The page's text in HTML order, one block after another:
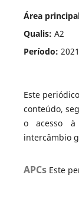
Área
Qualis: A2
Período:
Este
conteúdo,
o acesso à
intercâmbio
APCs Este